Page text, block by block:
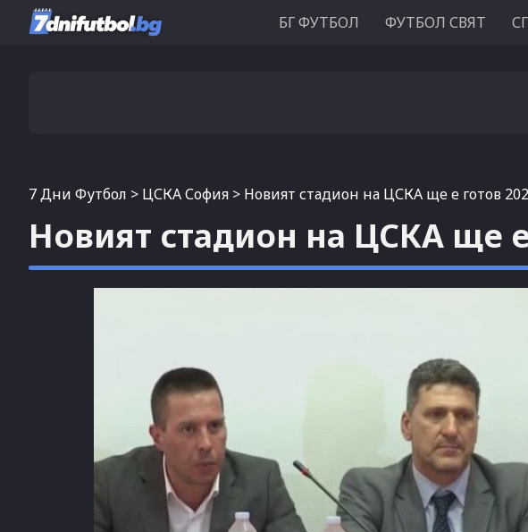
БГ ФУТБОЛ ФУТБОЛ СВЯТ
7 Дни Футбол > ЦСКА София > Новият стадион на ЦСКА ще е готов
Новият стадион на ЦСКА ще